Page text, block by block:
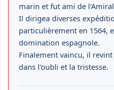
marin et fut ami de
Il dirigea diverses
particulièrement en 1564,
domination espagnole.
Finalement vaincu, il
dans l'oubli et la tristesse.